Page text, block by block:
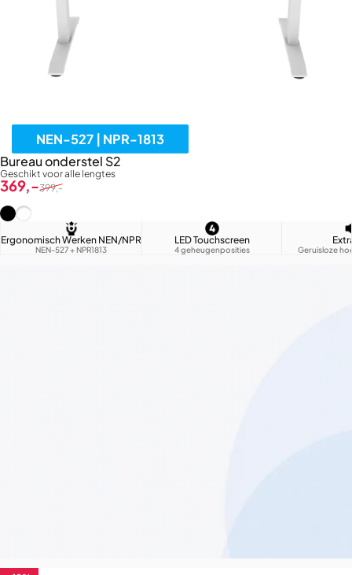
NEN-527 | NPR-1813
Bureau onderstel S2
Geschikt voor alle lengtes
Verkoopprijs
369,-
Normale prijs
399,-
Zwart (RAL9005)
Wit (RAL9016)
Ergonomisch Werken NEN/NPR
NEN-527 + NPR1813
LED Touchscreen
4 geheugenposities Geruisloze